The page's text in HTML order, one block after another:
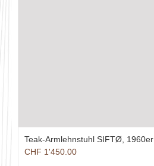
Teak-Armlehnstuhl SIFTØ, 1960er
CHF 1'450.00